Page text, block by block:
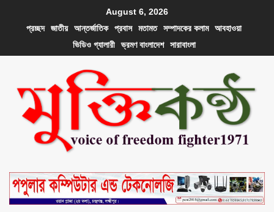
August 6, 2026
প্রচ্ছদ
জাতীয় আন্তর্জাতিক প্রবাস মতামত সম্পাদকের কলাম
আবহাওয়া
ভিডিও গ্যালারী
ভ্রমণ বাংলাদেশ সারাবাংলা